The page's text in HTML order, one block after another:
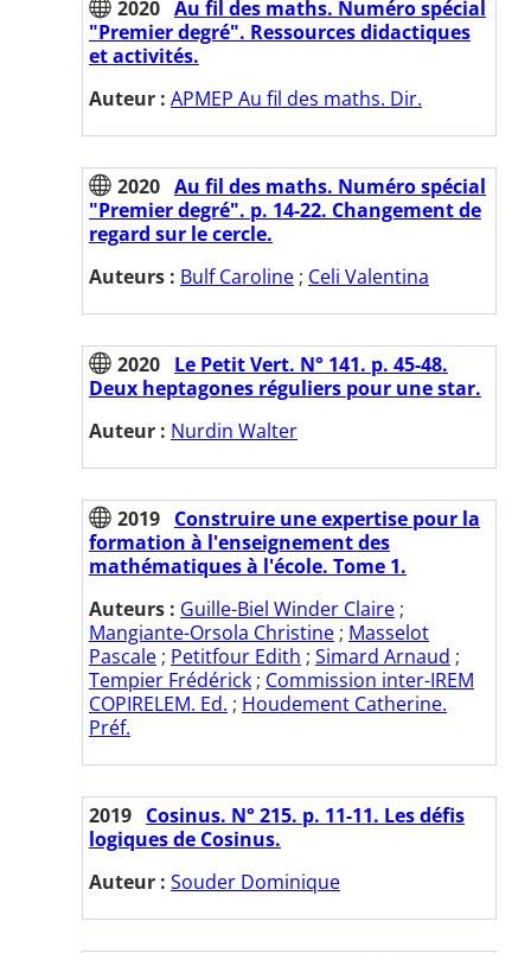
2020 Au fil des maths. Numéro spécial
"Premier degré". Ressources didactiques
et activités.
Auteur : APMEP Au fil des maths. Dir.
2020 Au fil des maths. Numéro spécial
"Premier degré". p. 14-22. Changement de
regard sur le cercle.
Auteurs : Bulf Caroline ; Celi Valentina
2020 Le Petit Vert. N° 141. p. 45-48.
Deux heptagones réguliers pour une star.
Auteur : Nurdin Walter
2019 Construire une expertise pour la
formation à l'enseignement des
mathématiques à l'école. Tome 1.
Auteurs : Guille-Biel Winder Claire ;
Mangiante-Orsola Christine ; Masselot
Pascale ; Petitfour Edith ; Simard Arnaud ;
Tempier Frédérick ; Commission inter-IREM
COPIRELEM. Ed. ; Houdement Catherine.
Préf.
2019 Cosinus. N° 215. p. 11-11. Les défis
logiques de Cosinus.
Auteur : Souder Dominique